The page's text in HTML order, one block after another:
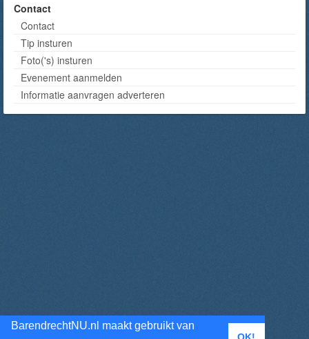
BarendrechtNU.nl maakt gebruikt van
OK!
Contact
Contact
Tip insturen
Foto('s) insturen
Evenement aanmelden
Informatie aanvragen adverteren